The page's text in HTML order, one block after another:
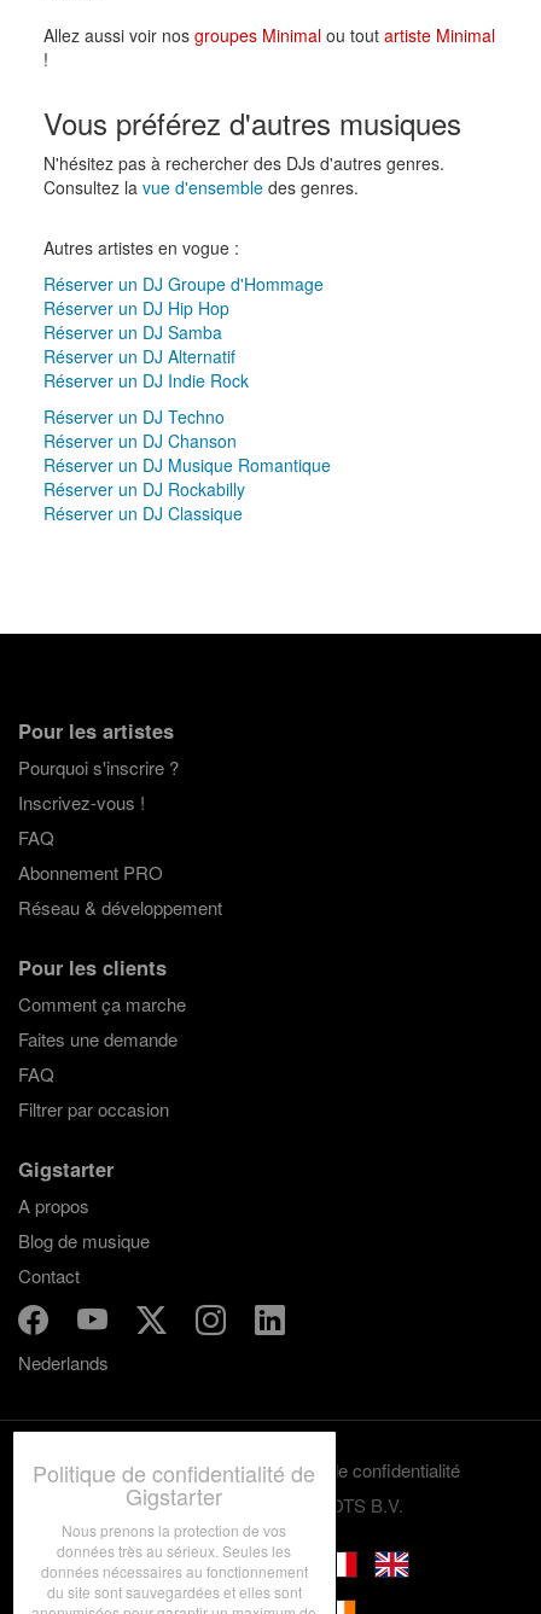
Allez aussi voir nos groupes Minimalou tout artiste Minimal
!
Vous préférez d'autres musiques
N'hésitez pas à rechercher des DJs d'autres genres.
Consultez la vue d'ensembledes genres.
Autres artistes en vogue :
Réserver un DJ Groupe d'Hommage
Réserver un DJ Hip Hop
Réserver un DJ Samba
Réserver un DJ Alternatif
Réserver un DJ Indie Rock
Réserver un DJ Techno
Réserver un DJ Chanson
Réserver un DJ Musique Romantique
Réserver un DJ Rockabilly
Réserver un DJ Classique
Pour les artistes
Pourquoi s'inscrire ?
Inscrivez-vous !
FAQ
Abonnement PRO
Réseau & développement
Pour les clients
Comment ça marche
Faites une demande
FAQ
Filtrer par occasion
Gigstarter
A propos
Blog de musique
Contact
Nederlands
Termes et conditions
Politique de confidentialité
© 2012-2026 GRASSROOTS B.V.
Politique de confidentialité de
Gigstarter
Nous prenons la protection de vos
données très au sérieux. Seules les
données nécessaires au fonctionnement
du site sont sauvegardées et elles sont